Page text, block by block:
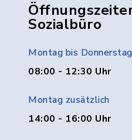
Sozialbüro
Montag bis Donnerstag
08:00 - 12:30 Uhr
Montag zusätzlich
14:00 - 16:00 Uhr